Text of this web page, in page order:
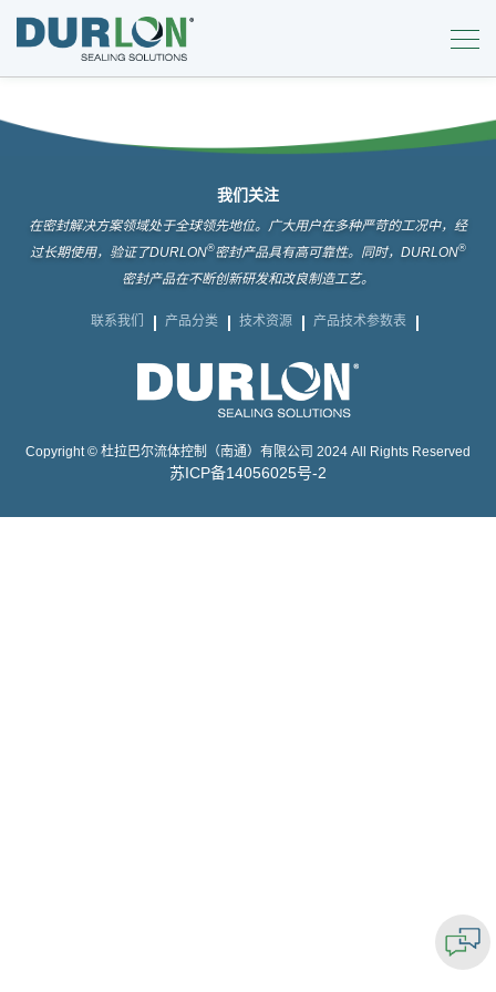
我们关注
在密封解决方案领域处于全球领先地位。广大用户在多种严苛的工况中，经
过长期使用，验证了DURLON®密封产品具有高可靠性。同时，DURLON®
密封产品在不断创新研发和改良制造工艺。
联系我们 产品分类 技术资源 产品技术参数表
Copyright © 杜拉巴尔流体控制（南通）有限公司 2024 All Rights Reserved
苏ICP备14056025号-2